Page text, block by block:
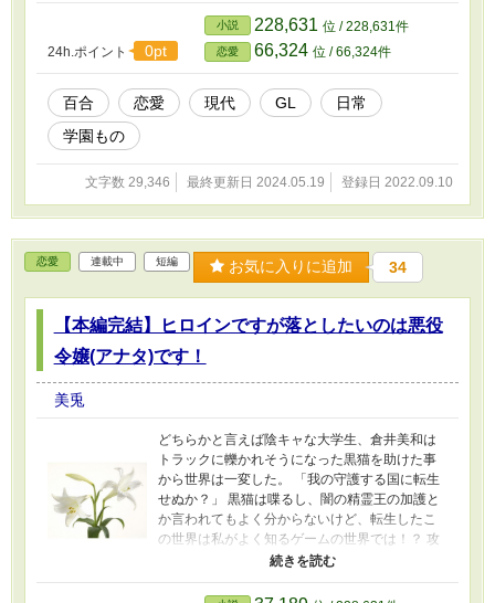
24h.ポイント 0pt
小説 228,631 位 / 228,631件
恋愛 66,324 位 / 66,324件
百合 恋愛 現代 GL
日常
学園もの
文字数 29,346 最終更新日 2024.05.19 登録日 2022.09.10
恋愛 連載中 短編 お気に入りに追加 34
【本編完結】ヒロインですが落としたいのは悪役
令嬢(アナタ)です！
美兎
どちらかと言えば陰キャな大学生、倉井美和は
トラックに轢かれそうになった黒猫を助けた事
から世界は一変した。 「我の守護する国に転生
せぬか？」 黒猫は喋るし、闇の精霊王の加護と
か言われてもよく分からないけど、転生したこ
の世界は私がよく知るゲームの世界では！？ 攻
略対象が沢山いるその中で私が恋に落ちた相手
小話を書いていく予定なので、それが終わり次